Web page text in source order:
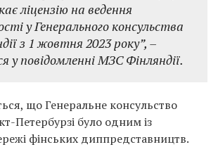
ліцензію на ведення
у Генерального консульства
з 1 жовтня 2023 року”, –
у повідомленні МЗС Фінляндії.
що Генеральне консульство
Петербурзі було одним із
фінських диппредставництв.